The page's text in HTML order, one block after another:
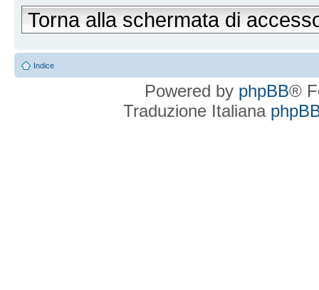
Torna alla schermata di
Indice
Powered by phpBB®
Traduzione Italiana